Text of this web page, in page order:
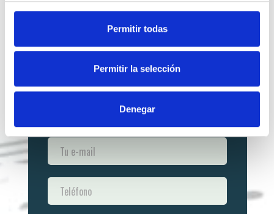
Permitir todas
Permitir la selección
Denegar